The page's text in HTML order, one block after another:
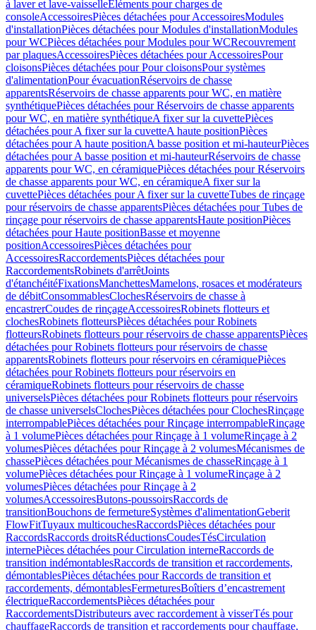
à laver et lave-vaisselleEléments pour charges de
consoleAccessoiresPièces détachées pour AccessoiresModules
d'installationPièces détachées pour Modules d'installationModules
pour WCPièces détachées pour Modules pour WCRecouvrement
par plaquesAccessoiresPièces détachées pour AccessoiresPour
cloisonsPièces détachées pour Pour cloisonsPour systèmes
d'alimentationPour évacuationRéservoirs de chasse
apparentsRéservoirs de chasse apparents pour WC, en matière
synthétiquePièces détachées pour Réservoirs de chasse apparents
pour WC, en matière synthétiqueA fixer sur la cuvettePièces
détachées pour A fixer sur la cuvetteA haute positionPièces
détachées pour A haute positionA basse position et mi-hauteurPièces
détachées pour A basse position et mi-hauteurRéservoirs de chasse
apparents pour WC, en céramiquePièces détachées pour Réservoirs
de chasse apparents pour WC, en céramiqueA fixer sur la
cuvettePièces détachées pour A fixer sur la cuvetteTubes de rinçage
pour réservoirs de chasse apparentsPièces détachées pour Tubes de
rinçage pour réservoirs de chasse apparentsHaute positionPièces
détachées pour Haute positionBasse et moyenne
positionAccessoiresPièces détachées pour
AccessoiresRaccordementsPièces détachées pour
RaccordementsRobinets d'arrêtJoints
d'étanchéitéFixationsManchettesMamelons, rosaces et modérateurs
de débitConsommablesClochesRéservoirs de chasse à
encastrerCoudes de rinçageAccessoiresRobinets flotteurs et
clochesRobinets flotteursPièces détachées pour Robinets
flotteursRobinets flotteurs pour réservoirs de chasse apparentsPièces
détachées pour Robinets flotteurs pour réservoirs de chasse
apparentsRobinets flotteurs pour réservoirs en céramiquePièces
détachées pour Robinets flotteurs pour réservoirs en
céramiqueRobinets flotteurs pour réservoirs de chasse
universelsPièces détachées pour Robinets flotteurs pour réservoirs
de chasse universelsClochesPièces détachées pour ClochesRinçage
interrompablePièces détachées pour Rinçage interrompableRinçage
à 1 volumePièces détachées pour Rinçage à 1 volumeRinçage à 2
volumesPièces détachées pour Rinçage à 2 volumesMécanismes de
chassePièces détachées pour Mécanismes de chasseRinçage à 1
volumePièces détachées pour Rinçage à 1 volumeRinçage à 2
volumesPièces détachées pour Rinçage à 2
volumesAccessoiresButons-poussoirsRaccords de
transitionBouchons de fermetureSystèmes d'alimentationGeberit
FlowFitTuyaux multicouchesRaccordsPièces détachées pour
RaccordsRaccords droitsRéductionsCoudesTésCirculation
internePièces détachées pour Circulation interneRaccords de
transition indémontablesRaccords de transition et raccordements,
démontablesPièces détachées pour Raccords de transition et
raccordements, démontablesFermeturesBoîtiers d’encastrement
électriqueRaccordementsPièces détachées pour
RaccordementsDistributeurs avec raccordement à visserTés pour
chauffageRaccords de transition et raccordements pour chauffage,